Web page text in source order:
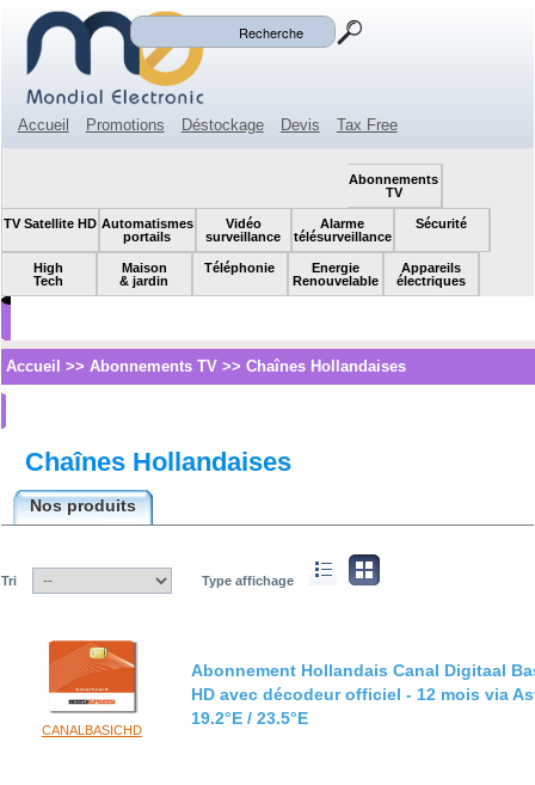
Mon compte
Accueil Promotions Déstockage Devis
Tax Free
Abonnements
TV
TV Satellite HD Automatismes
portails
Vidéo
surveillance
Alarme
télésurveillance
Sécurité
High
Tech
Maison
& jardin
Téléphonie
Energie
Renouvelable
Appareils
électriques
Accueil >> Abonnements TV>> Chaînes Hollandaises
Chaînes Hollandaises
Nos produits
Tri Type affichage
CANALBASICHD
Abonnement Hollandais Canal Digitaal
HD avec décodeur officiel - 12 mois via
19.2°E / 23.5°E